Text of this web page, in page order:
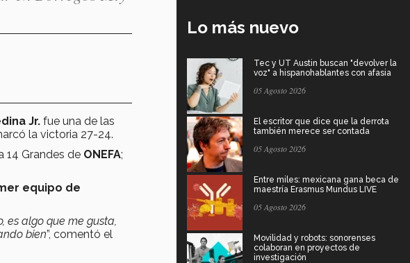
Jr. fue una de las
la victoria 27-24.
14 Grandes de ONEFA;
equipo de
es algo que me gusta,
bien”, comentó el
Lo más nuevo
Tec y UT Austin buscan "devolver la
voz" a hispanohablantes con afasia
05 Agosto 2026
El escritor que dice que la derrota
también merece ser contada
05 Agosto 2026
Entre miles: mexicana gana beca de
maestría Erasmus Mundus LIVE
05 Agosto 2026
Movilidad y robots: sonorenses
colaboran en proyectos de
investigación